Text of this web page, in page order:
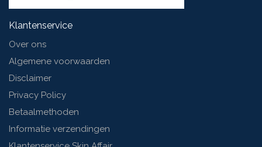
Klantenservice
Over ons
Algemene voorwaarden
Disclaimer
Privacy Policy
Betaalmethoden
Informatie verzendingen